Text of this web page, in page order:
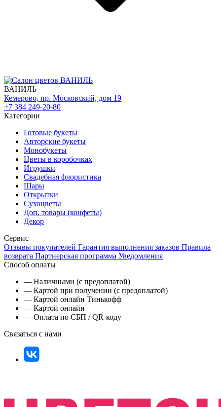
ВАНИЛЬ
Кемерово, пр. Московский, дом 19
+7 384 249-20-80
Категории
Готовые букеты
Авторские букеты
Монобукеты
Цветы в коробочках
Игрушки
Свадебная флористика
Шары
Открытки
Сухоцветы
Доп. товары (конфеты)
Декор
Сервис
Отзывы покупателей Гарантия выполнения заказов Правила
возврата Партнерская программа Уведомления
Способ оплаты
— Наличными (с предоплатой)
— Картой при получении (с предоплатой)
— Картой онлайн Тинькофф
— Картой онлайн
— Оплата по СБП / QR-коду
Связаться с нами